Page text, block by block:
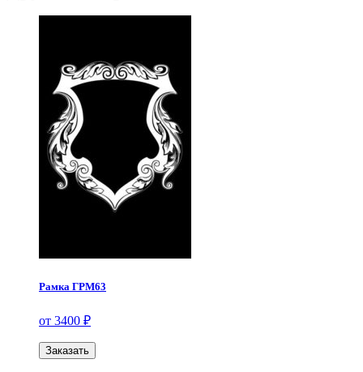
Рамка ГРМ63
от 3400 ₽
Заказать